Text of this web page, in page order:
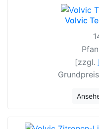
Volvic
[zzgl.